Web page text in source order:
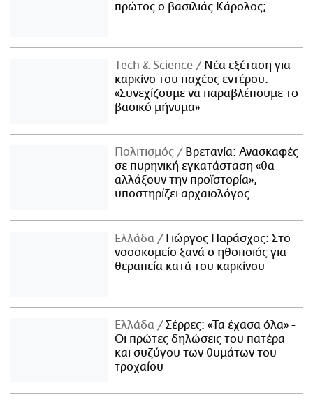
πρώτος ο βασιλιάς Κάρολος;
Τech & Science
Νέα εξέταση για
καρκίνο του παχέος εντέρου:
«Συνεχίζουμε να παραβλέπουμε το
βασικό μήνυμα»
Πολιτισμός
Βρετανία: Ανασκαφές
σε πυρηνική εγκατάσταση «θα
αλλάξουν την προϊστορία»,
υποστηρίζει αρχαιολόγος
Ελλάδα
Γιώργος Παράσχος: Στο
νοσοκομείο ξανά ο ηθοποιός για
θεραπεία κατά του καρκίνου
Ελλάδα
Σέρρες: «Τα έχασα όλα» -
Οι πρώτες δηλώσεις του πατέρα
και συζύγου των θυμάτων του
τροχαίου